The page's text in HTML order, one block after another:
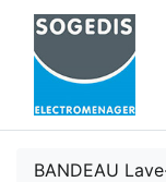
BANDEAU